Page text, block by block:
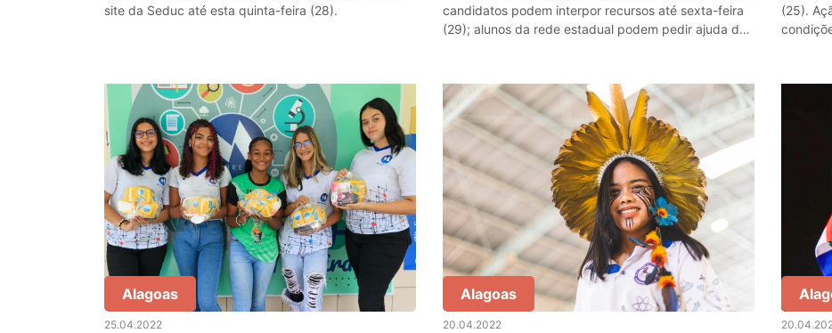
site da Seduc até esta quinta-feira (28).
candidatos podem interpor recursos até sexta-feira
(29); alunos da rede estadual podem pedir ajuda das
(25).
Alagoas
25.04.2022
Alagoas
20.04.2022